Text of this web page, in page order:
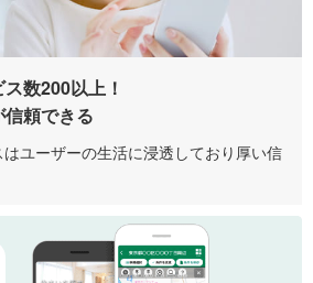
数200以上！
頼できる
ユーザーの生活に浸透しており厚い信